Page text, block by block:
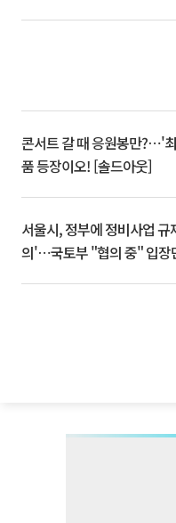
콘서트 갈 때 응원봉만?⋯'
품 등장이오! [솔드아웃]
서울시, 정부에 정비사업 규
의'⋯국토부 "협의 중" 입장